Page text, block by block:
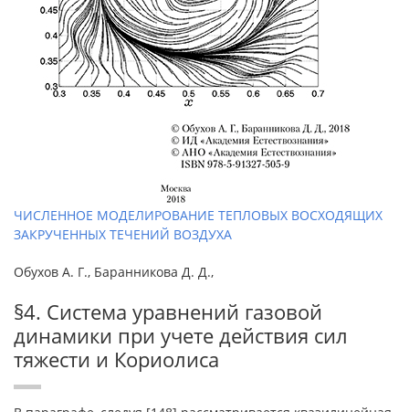
ЧИСЛЕННОЕ МОДЕЛИРОВАНИЕ ТЕПЛОВЫХ ВОСХОДЯЩИХ
ЗАКРУЧЕННЫХ ТЕЧЕНИЙ ВОЗДУХА
Обухов А. Г., Баранникова Д. Д.,
§4. Система уравнений газовой
динамики при учете действия сил
тяжести и Кориолиса